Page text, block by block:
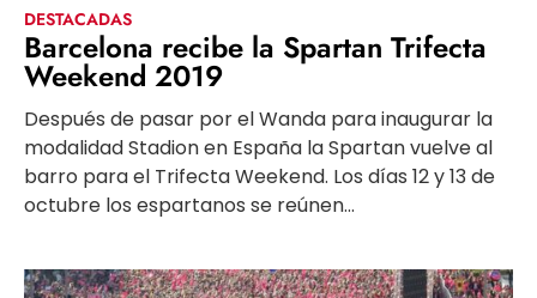
DESTACADAS
Barcelona recibe la Spartan Trifecta
Weekend 2019
Después de pasar por el Wanda para inaugurar la
modalidad Stadion en España la Spartan vuelve al
barro para el Trifecta Weekend. Los días 12 y 13 de
octubre los espartanos se reúnen...